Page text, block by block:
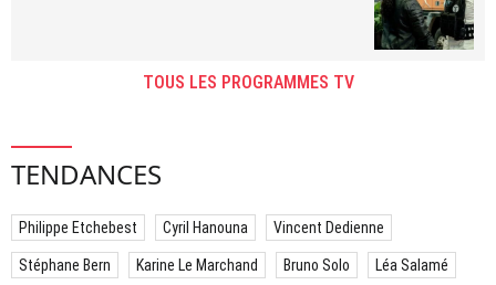
TOUS LES PROGRAMMES TV
TENDANCES
Philippe Etchebest Cyril Hanouna Vincent Dedienne
Stéphane Bern Karine Le Marchand Bruno Solo Léa Salamé